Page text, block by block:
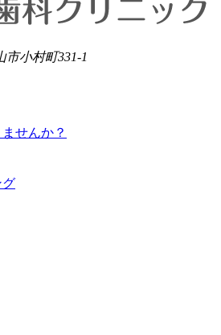
小村町331-1
せんか？
グ